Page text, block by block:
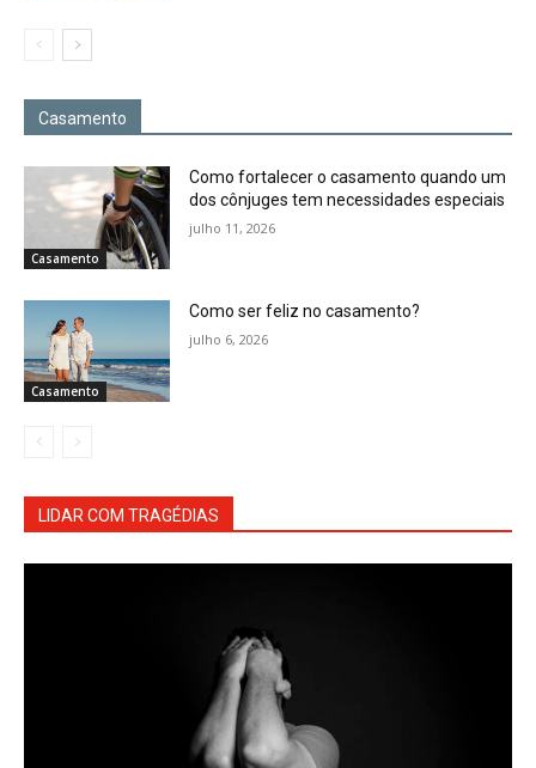
Casamento
Casamento
Como fortalecer o casamento quando um
dos cônjuges tem necessidades especiais
julho 11, 2026
Casamento
Como ser feliz no casamento?
julho 6, 2026
LIDAR COM TRAGÉDIAS